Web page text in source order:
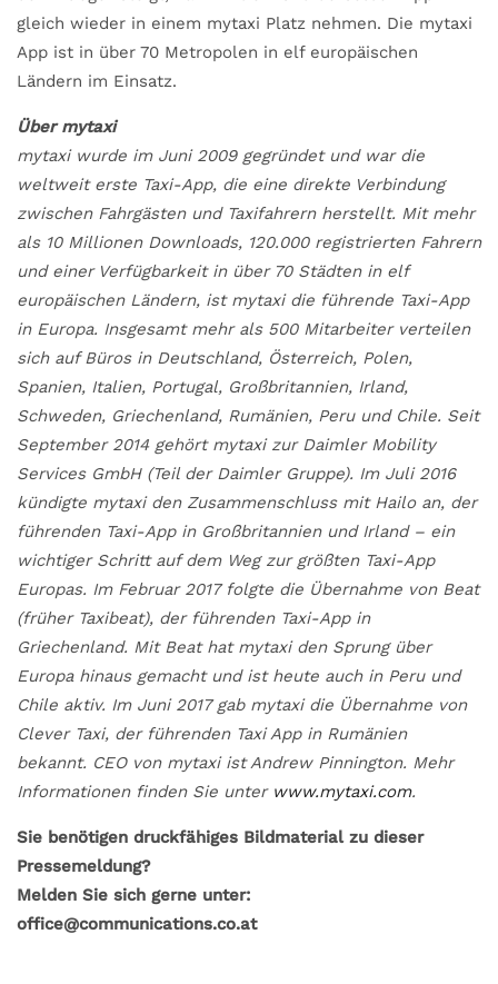
gleich wieder in einem mytaxi Platz nehmen. Die mytaxi
App ist in über 70 Metropolen in elf europäischen
Ländern im Einsatz.
Über mytaxi
mytaxi wurde im Juni 2009 gegründet und war die
weltweit erste Taxi-App, die eine direkte Verbindung
zwischen Fahrgästen und Taxifahrern herstellt. Mit mehr
als 10 Millionen Downloads, 120.000 registrierten Fahrern
und einer Verfügbarkeit in über 70 Städten in elf
europäischen Ländern, ist mytaxi die führende Taxi-App
in Europa. Insgesamt mehr als 500 Mitarbeiter verteilen
sich auf Büros in Deutschland, Österreich, Polen,
Spanien, Italien, Portugal, Großbritannien, Irland,
Schweden, Griechenland, Rumänien, Peru und Chile. Seit
September 2014 gehört mytaxi zur Daimler Mobility
Services GmbH (Teil der Daimler Gruppe). Im Juli 2016
kündigte mytaxi den Zusammenschluss mit Hailo an, der
führenden Taxi-App in Großbritannien und Irland – ein
wichtiger Schritt auf dem Weg zur größten Taxi-App
Europas. Im Februar 2017 folgte die Übernahme von Beat
(früher Taxibeat), der führenden Taxi-App in
Griechenland. Mit Beat hat mytaxi den Sprung über
Europa hinaus gemacht und ist heute auch in Peru und
Chile aktiv. Im Juni 2017 gab mytaxi die Übernahme von
Clever Taxi, der führenden Taxi App in Rumänien
bekannt. CEO von mytaxi ist Andrew Pinnington. Mehr
Informationen finden Sie unter www.mytaxi.com.
Sie benötigen druckfähiges Bildmaterial zu dieser
Pressemeldung?
Melden Sie sich gerne unter:
office@communications.co.at